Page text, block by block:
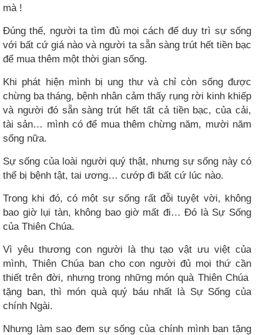
mà !
Đúng thế, người ta tìm đủ mọi cách để duy trì sự sống
với bất cứ giá nào và người ta sẵn sàng trút hết tiền bạc
để mua thêm một thời gian sống.
Khi phát hiện mình bị ung thư và chỉ còn sống được
chừng ba tháng, bệnh nhân cảm thấy rụng rời kinh khiếp
và người đó sẵn sàng trút hết tất cả tiền bạc, của cải,
tài sản… mình có để mua thêm chừng năm, mười năm
sống nữa.
Sự sống của loài người quý thật, nhưng sự sống này có
thể bị bệnh tật, tai ương… cướp đi bất cứ lúc nào.
Trong khi đó, có một sự sống rất đỗi tuyệt vời, không
bao giờ lụi tàn, không bao giờ mất đi… Đó là Sự Sống
của Thiên Chúa.
Vì yêu thương con người là thụ tạo vật ưu việt của
mình, Thiên Chúa ban cho con người đủ mọi thứ cần
thiết trên đời, nhưng trong những món quà Thiên Chúa
tặng ban, thì món quà quý báu nhất là Sự Sống của
chính Ngài.
Nhưng làm sao đem sự sống của chính mình ban tặng